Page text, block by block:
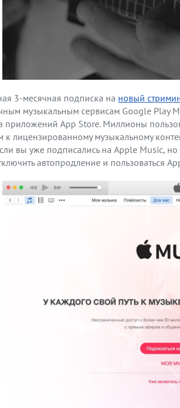
3-месячная подписка на новый
музыкальным сервисам Google Play
приложений App Store. Миллионы
к лицензированному музыкальному
вы уже подписались на Apple Music,
автопродление и пользоваться